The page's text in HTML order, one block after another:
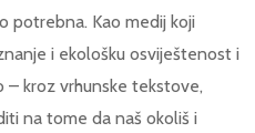
potrebna. Kao medij koji
i ekološku osviještenost i
– kroz vrhunske tekstove,
na tome da naš okoliš i